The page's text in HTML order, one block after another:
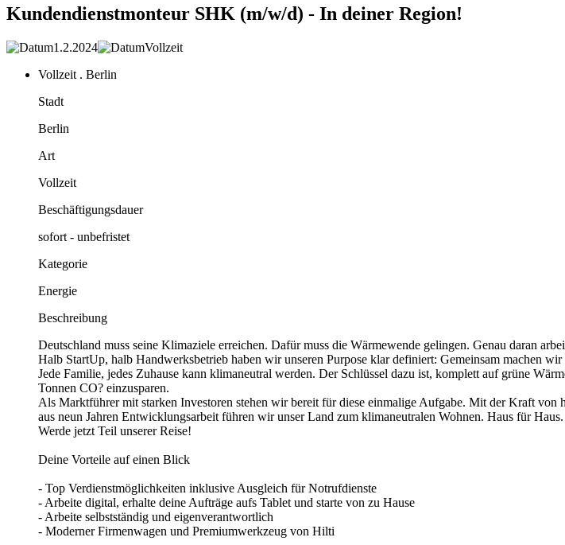
Kundendienstmonteur SHK (m/w/d) - In deiner Region!
1.2.2024
Vollzeit
Vollzeit . Berlin
Stadt
Berlin
Art
Vollzeit
Beschäftigungsdauer
sofort - unbefristet
Kategorie
Energie
Beschreibung
Deutschland muss seine Klimaziele erreichen. Dafür muss die Wärmewende gelingen. Genau daran
Halb StartUp, halb Handwerksbetrieb haben wir unseren Purpose klar definiert: Gemeinsam machen
Jede Familie, jedes Zuhause kann klimaneutral werden. Der Schlüssel dazu ist, komplett auf grüne
Tonnen CO? einzusparen.
Als Marktführer mit starken Investoren stehen wir bereit für diese einmalige Aufgabe. Mit der Kraft
aus neun Jahren Entwicklungsarbeit führen wir unser Land zum klimaneutralen Wohnen. Haus für
Werde jetzt Teil unserer Reise!
Deine Vorteile auf einen Blick
- Top Verdienstmöglichkeiten inklusive Ausgleich für Notrufdienste
- Arbeite digital, erhalte deine Aufträge aufs Tablet und starte von zu Hause
- Arbeite selbstständig und eigenverantwortlich
- Moderner Firmenwagen und Premiumwerkzeug von Hilti